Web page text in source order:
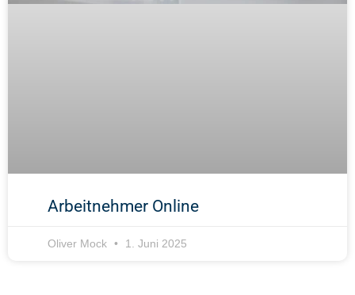
Arbeitnehmer Online
Oliver Mock 1. Juni 2025